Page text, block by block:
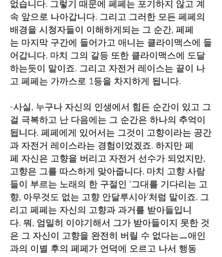
없습니다. 그렇기 때문에 페페는 포기하지 않고 계
속 앞으로 나아갑니다. 그리고 그러한 모든 페페의
배경을 시청자들이 이해하게되는 그 순간, 페페
는 마지막 구간에 들어가고 애니는 클라이맥스에 들
어갑니다. 마치 그의 갈등 또한 클라이맥스에 도달
하는듯이 말이죠. 그리고 자전거 레이스는 끝이 나
고 페페는 가까스로 1등을 차지하게 됩니다.
-사실, 누구나 자신의 인생에서 힘든 순간이 있고 그
걸 극복하고 난 다음에는 그 순간은 하나의 추억이
됩니다. 페페에게 있어서는 그것이 고향이라는 공간
과 자전거 레이스라는 경험이었겠죠. 하지만 페
페 자신은 고향을 버리고 자전거 선수가 되었지만,
고향은 그를 따스하게 맞아줍니다. 마치 고향 사람
들이 부르는 노래의 한 구절인 '그대를 기다리는 고
향, 아무것도 없는 고향 안달루시아'처럼 말이죠. 그
리고 페페는 자신의 고향과 과거를 받아들입니
다. 뭐, 엄밀히 이야기해서 그가 받아들이지 못한 것
은 그 자신이 고향을 완전히 버릴 수 없다는ㅡ애인
과의 이별 후의 페페가 언덕에 오르고 나서 행동